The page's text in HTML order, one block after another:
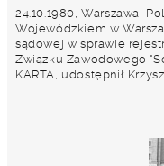
24.10.1980, Warszawa,
Wojewódzkiem w
sądowej w sprawie
Związku Zawodowego
KARTA, udostępnił